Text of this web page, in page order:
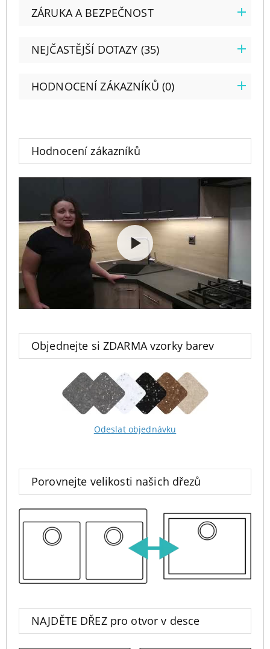
Hodnocení zákazníků
Objednejte si ZDARMA vzorky barev
Odeslat objednávku
Porovnejte velikosti našich dřezů
NAJDĚTE DŘEZ pro otvor v desce
ZÁRUKA A BEZPEČNOST
NEJČASTĚJŠÍ DOTAZY (35)
HODNOCENÍ ZÁKAZNÍKŮ (0)